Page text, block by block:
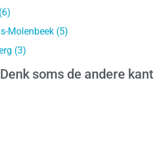
Molenbeek (5)
(3)
soms de andere kant